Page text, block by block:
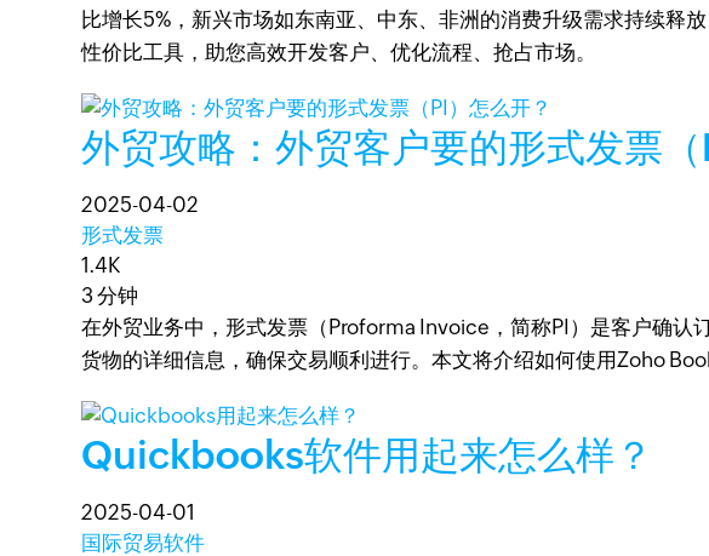
比增长5%，新兴市场如东南亚、中东、非洲的消费升级需求持续释
性价比工具，助您高效开发客户、优化流程、抢占市场。
外贸攻略：外贸客户要的形式发票（
2025-04-02
形式发票
1.4K
3 分钟
在外贸业务中，形式发票（Proforma Invoice，简称PI）是客户确
货物的详细信息，确保交易顺利进行。本文将介绍如何使用Zoho
Quickbooks软件用起来怎么样？
2025-04-01
国际贸易软件